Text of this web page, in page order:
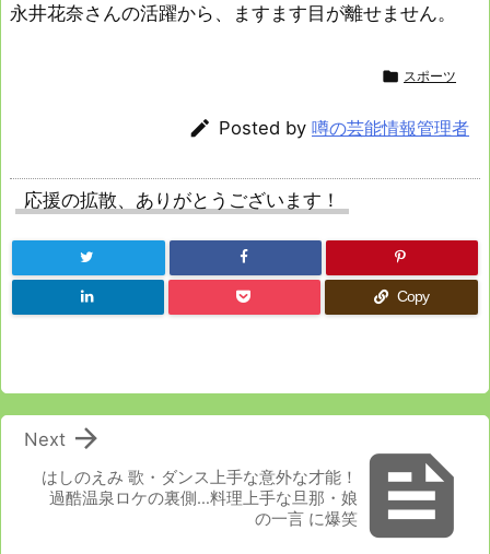
永井花奈さんの活躍から、ますます目が離せません。
 スポーツ
 Posted by 噂の芸能情報管理者
応援の拡散、ありがとうございます！
Copy

はしのえみ 歌・ダンス上手な意外な才能！
過酷温泉ロケの裏側…料理上手な旦那・娘
の一言 に爆笑

Next